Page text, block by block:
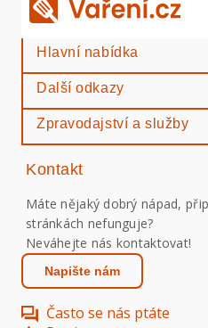
Hlavní nabídka
Další odkazy
Zpravodajství a služby
Kontakt
Máte nějaký dobrý nápad,
stránkách nefunguje?
Neváhejte nás kontaktovat!
Napište nám
Často se nás ptáte